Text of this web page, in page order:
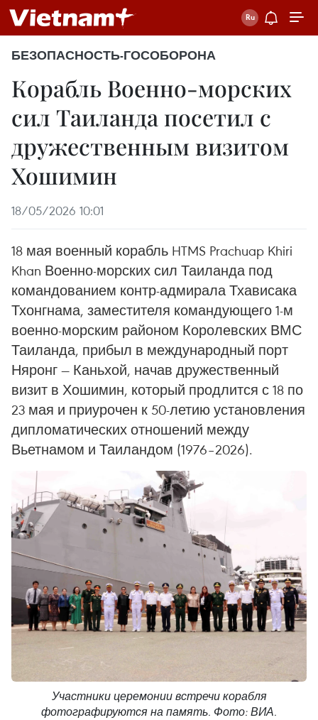
БЕЗОПАСНОСТЬ-ГОСОБОРОНА
Корабль Военно-морских
сил Таиланда посетил с
дружественным визитом
Хошимин
18/05/2026 10:01
18 мая военный корабль HTMS Prachuap Khiri
Khan Военно-морских сил Таиланда под
командованием контр-адмирала Тхависака
Тхонгнама, заместителя командующего 1-м
военно-морским районом Королевских ВМС
Таиланда, прибыл в международный порт
Няронг — Каньхой, начав дружественный
визит в Хошимин, который продлится с 18 по
23 мая и приурочен к 50-летию установления
дипломатических отношений между
Вьетнамом и Таиландом (1976–2026).
Участники церемонии встречи корабля
фотографируются на память. Фото: ВИА.